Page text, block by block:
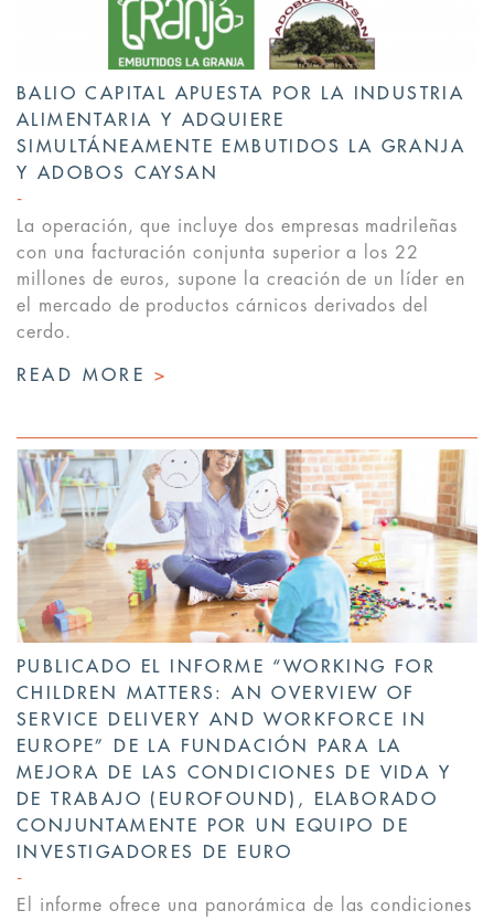
BALIO CAPITAL APUESTA POR LA INDUSTRIA
ALIMENTARIA Y ADQUIERE
SIMULTÁNEAMENTE EMBUTIDOS LA GRANJA
Y ADOBOS CAYSAN
La operación, que incluye dos empresas madrileñas
con una facturación conjunta superior a los 22
millones de euros, supone la creación de un líder en
el mercado de productos cárnicos derivados del
cerdo.
READ MORE >
PUBLICADO EL INFORME “WORKING FOR
CHILDREN MATTERS: AN OVERVIEW OF
SERVICE DELIVERY AND WORKFORCE IN
EUROPE” DE LA FUNDACIÓN PARA LA
MEJORA DE LAS CONDICIONES DE VIDA Y
DE TRABAJO (EUROFOUND), ELABORADO
CONJUNTAMENTE POR UN EQUIPO DE
INVESTIGADORES DE EURO
El informe ofrece una panorámica de las condiciones